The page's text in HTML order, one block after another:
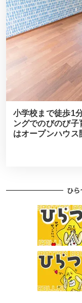
小学校まで徒歩1
ングでのびのび
はオープンハウス
ひ